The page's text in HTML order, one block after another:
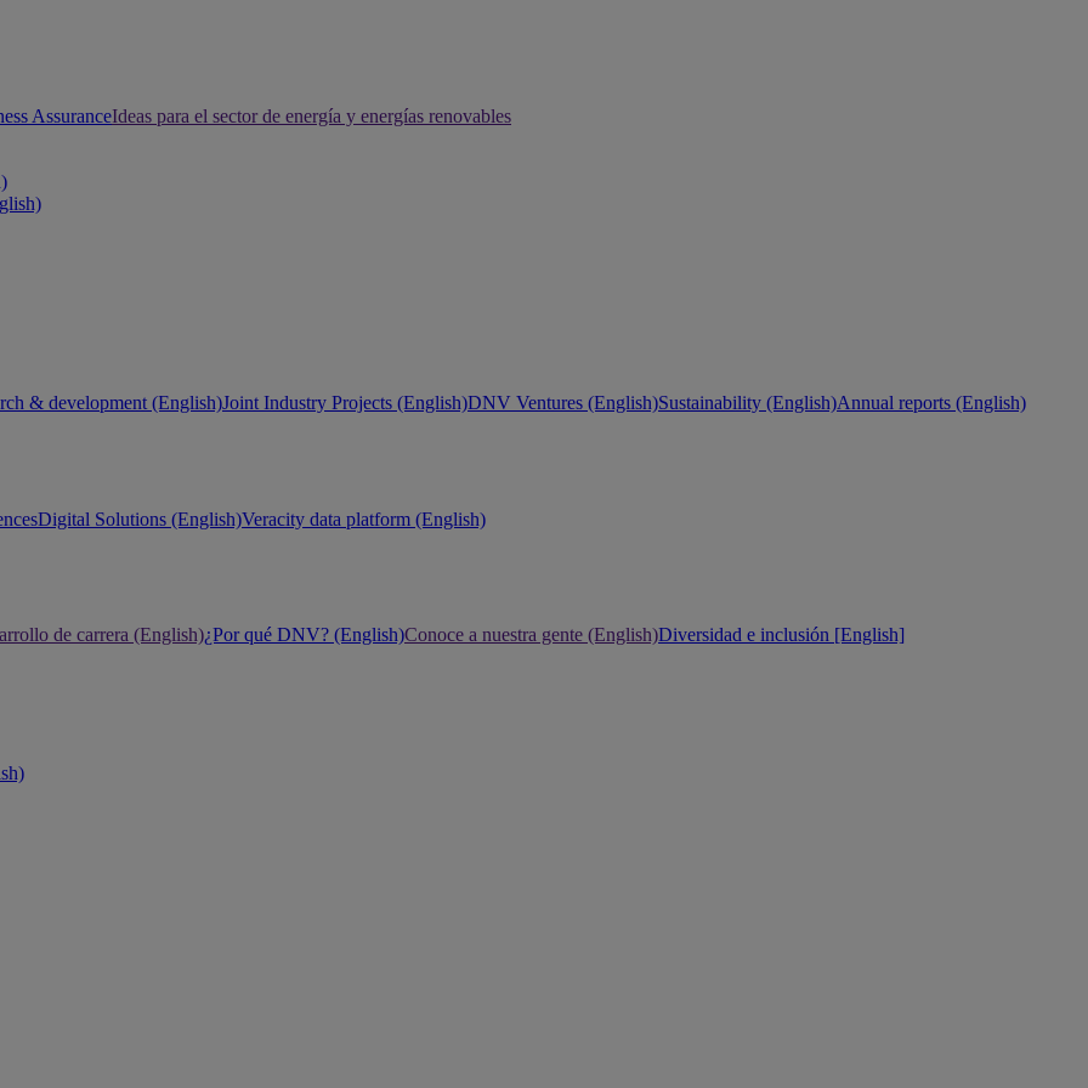
AssuranceIdeas para el sector de energía y energías renovables
& development (English)Joint Industry Projects (English)DNV Ventures (English)Sustainability (English)Annual reports (English)
Digital Solutions (English)Veracity data platform (English)
de carrera (English)¿Por qué DNV? (English)Conoce a nuestra gente (English)Diversidad e inclusión [English]